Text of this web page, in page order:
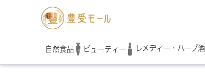
自然食品 ビューティー レメディー・ハーブ酒